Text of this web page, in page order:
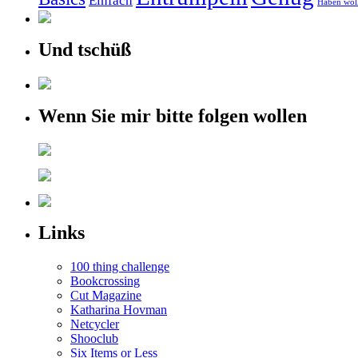
Haben
Und tschüß
Wenn Sie mir bitte folgen wollen
Links
100 thing challenge
Bookcrossing
Cut Magazine
Katharina Hovman
Netcycler
Shooclub
Six Items or Less